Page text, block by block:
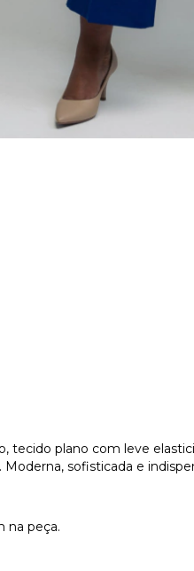
tecido plano com leve
sofisticada e
na peça.